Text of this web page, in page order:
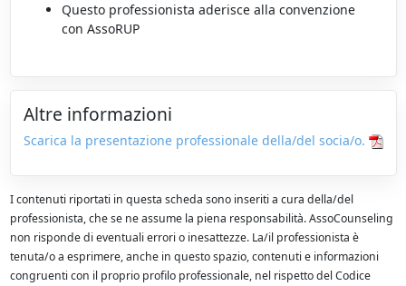
Questo professionista aderisce alla convenzione
con AssoRUP
Altre informazioni
Scarica la presentazione professionale della/del socia/o.
I contenuti riportati in questa scheda sono inseriti a cura della/del
professionista, che se ne assume la piena responsabilità. AssoCounseling
non risponde di eventuali errori o inesattezze. La/il professionista è
tenuta/o a esprimere, anche in questo spazio, contenuti e informazioni
congruenti con il proprio profilo professionale, nel rispetto del Codice